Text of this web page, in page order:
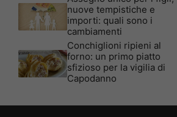
nuove tempistiche e
importi: quali sono i
cambiamenti
Conchiglioni ripieni al
forno: un primo piatto
sfizioso per la vigilia di
Capodanno